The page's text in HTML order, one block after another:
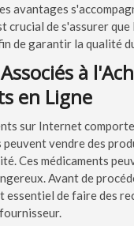
avantages
crucial de s'assurer que
de garantir la qualité
à
en Ligne
sur Internet
peuvent vendre des
Ces médicaments
Avant de
essentiel de faire des